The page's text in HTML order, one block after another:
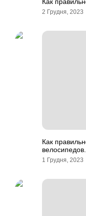
2 Грудня, 2023
Как
велосипедов.
1 Грудня, 2023